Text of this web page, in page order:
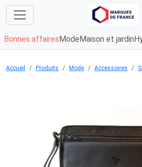
Bonnes affaires Mode Maison et jardin
Accueil Produits Mode Accessoires